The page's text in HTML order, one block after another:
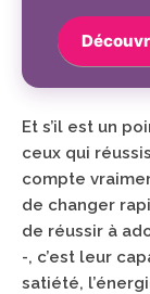
Et s’il est un
ceux qui
compte
de changer
de réussir à
-, c’est leur
satiété,